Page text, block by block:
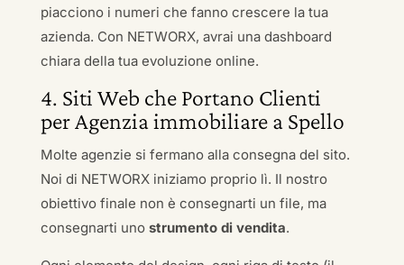
piacciono i numeri che fanno crescere la tua
azienda. Con NETWORX, avrai una dashboard
chiara della tua evoluzione online.
4. Siti Web che Portano Clienti
per Agenzia immobiliare a Spello
Molte agenzie si fermano alla consegna del sito.
Noi di NETWORX iniziamo proprio lì. Il nostro
obiettivo finale non è consegnarti un file, ma
consegnarti uno strumento di vendita.